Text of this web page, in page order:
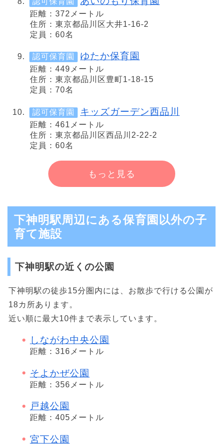
距離：372メートル
住所：東京都品川区大井1-16-2
定員：60名
認可保育園 ゆたか保育園
距離：449メートル
住所：東京都品川区豊町1-18-15
定員：70名
認可保育園 キッズガーデン西品川
距離：461メートル
住所：東京都品川区西品川2-22-2
定員：60名
もっと見る
下神明駅周辺にある保育園以外の子
育て施設
下神明駅の近くの公園
下神明駅の徒歩15分圏内には、お散歩で行ける公園が
18カ所あります。
近い順に最大10件まで表示しています。
しながわ中央公園
距離：316メートル
そよかぜ公園
距離：356メートル
戸越公園
距離：405メートル
宮下公園